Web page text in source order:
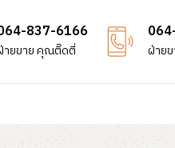
837-6166
ายขาย คุณติ๊ดตี่ ฝ่าย